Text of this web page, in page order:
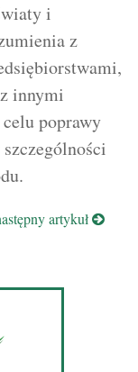
i
z
innymi
poprawy
szczególności
artykuł